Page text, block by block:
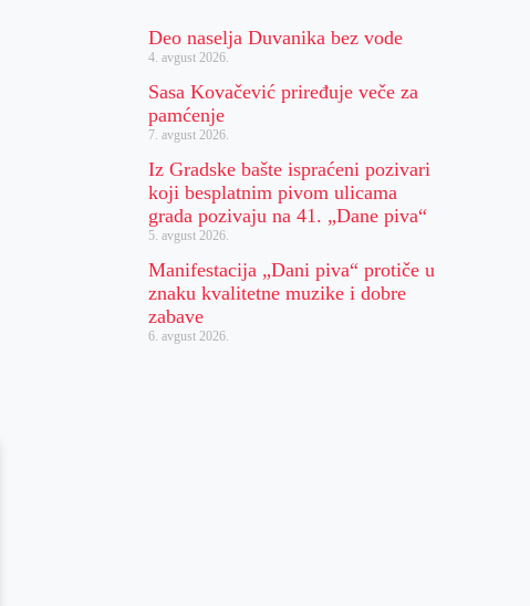
Deo naselja Duvanika bez vode
4. avgust 2026.
Sasa Kovačević priređuje veče za
pamćenje
7. avgust 2026.
Iz Gradske bašte ispraćeni pozivari
koji besplatnim pivom ulicama
grada pozivaju na 41. „Dane piva“
5. avgust 2026.
Manifestacija „Dani piva“ protiče u
znaku kvalitetne muzike i dobre
zabave
6. avgust 2026.